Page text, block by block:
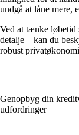
undgå at låne mere,
Ved at tænke
detalje – kan du
robust
Genopbyg din
udfordringer